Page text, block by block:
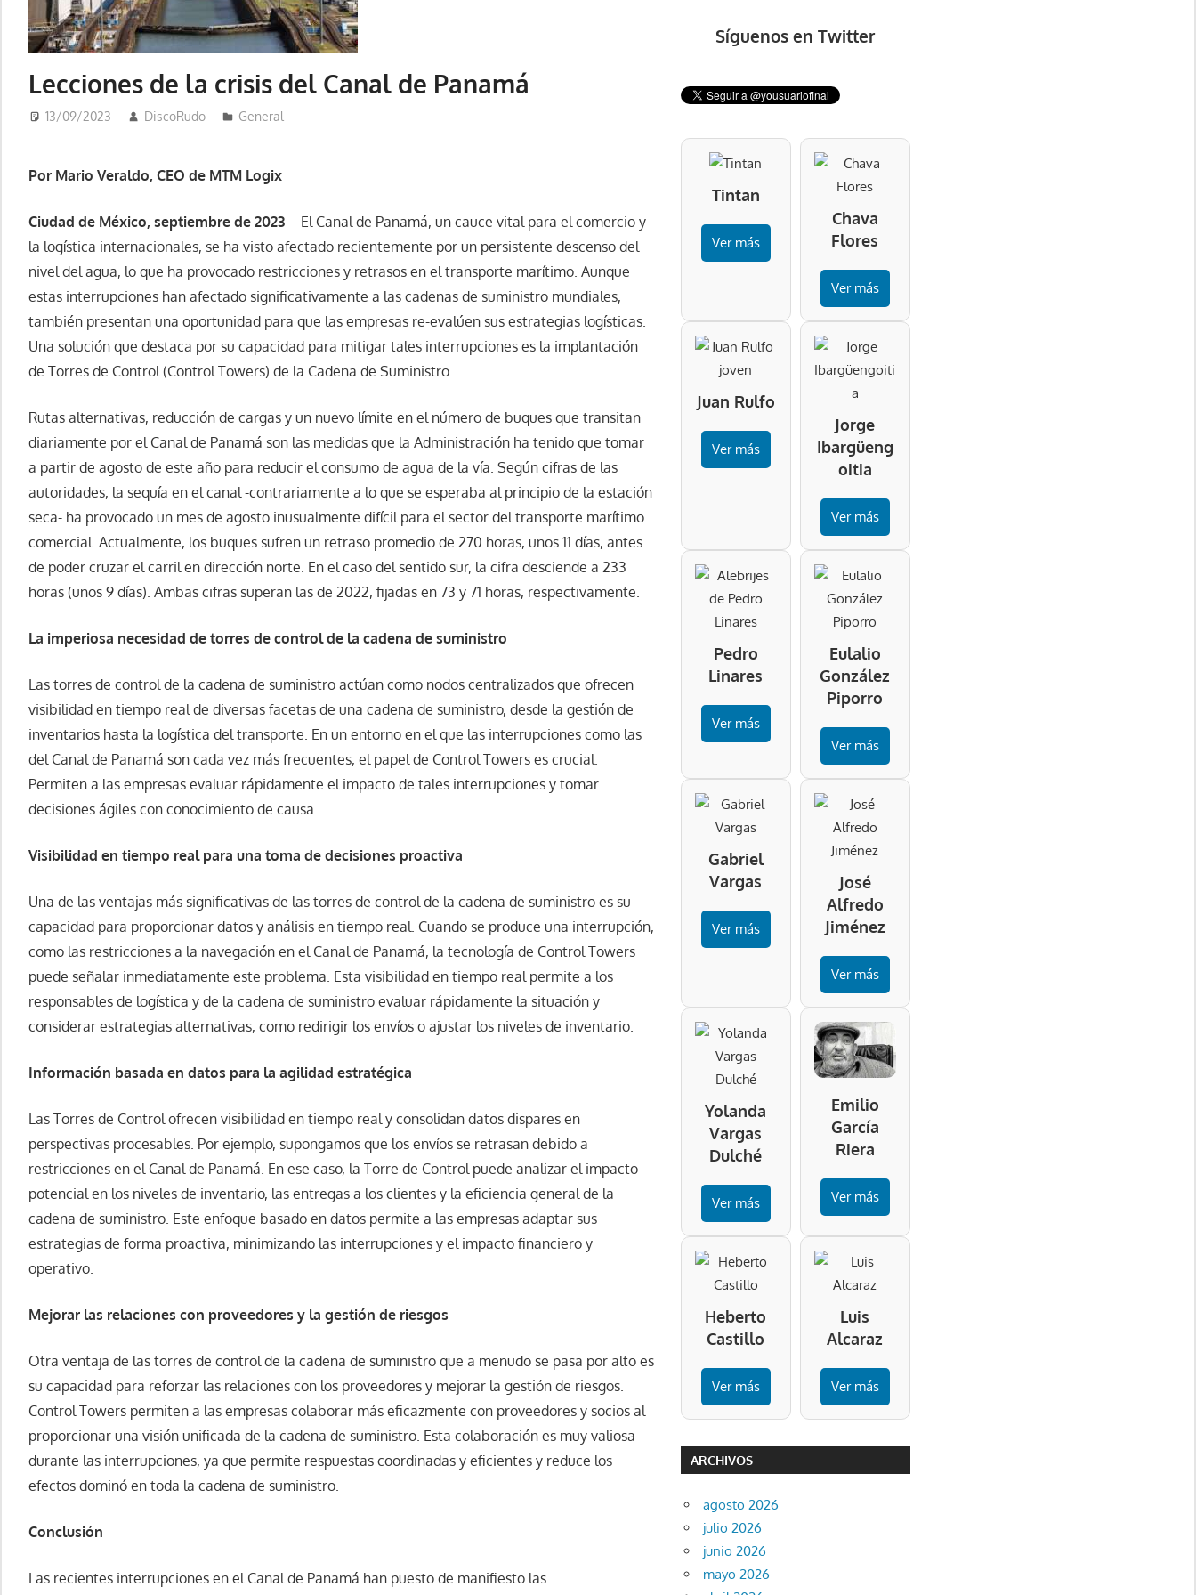
Lecciones de la crisis del Canal de Panamá
13/09/2023 DiscoRudo General
Por Mario Veraldo, CEO de MTM Logix
Ciudad de México, septiembre de 2023 – El Canal de Panamá, un cauce vital para el comercio y
la logística internacionales, se ha visto afectado recientemente por un persistente descenso del
nivel del agua, lo que ha provocado restricciones y retrasos en el transporte marítimo. Aunque
estas interrupciones han afectado significativamente a las cadenas de suministro mundiales,
también presentan una oportunidad para que las empresas re-evalúen sus estrategias logísticas.
Una solución que destaca por su capacidad para mitigar tales interrupciones es la implantación
de Torres de Control (Control Towers) de la Cadena de Suministro.
Rutas alternativas, reducción de cargas y un nuevo límite en el número de buques que transitan
diariamente por el Canal de Panamá son las medidas que la Administración ha tenido que tomar
a partir de agosto de este año para reducir el consumo de agua de la vía. Según cifras de las
autoridades, la sequía en el canal -contrariamente a lo que se esperaba al principio de la estación
seca- ha provocado un mes de agosto inusualmente difícil para el sector del transporte marítimo
comercial. Actualmente, los buques sufren un retraso promedio de 270 horas, unos 11 días, antes
de poder cruzar el carril en dirección norte. En el caso del sentido sur, la cifra desciende a 233
horas (unos 9 días). Ambas cifras superan las de 2022, fijadas en 73 y 71 horas, respectivamente.
La imperiosa necesidad de torres de control de la cadena de suministro
Las torres de control de la cadena de suministro actúan como nodos centralizados que ofrecen
visibilidad en tiempo real de diversas facetas de una cadena de suministro, desde la gestión de
inventarios hasta la logística del transporte. En un entorno en el que las interrupciones como las
del Canal de Panamá son cada vez más frecuentes, el papel de Control Towers es crucial.
Permiten a las empresas evaluar rápidamente el impacto de tales interrupciones y tomar
decisiones ágiles con conocimiento de causa.
Visibilidad en tiempo real para una toma de decisiones proactiva
Una de las ventajas más significativas de las torres de control de la cadena de suministro es su
capacidad para proporcionar datos y análisis en tiempo real. Cuando se produce una interrupción,
como las restricciones a la navegación en el Canal de Panamá, la tecnología de Control Towers
puede señalar inmediatamente este problema. Esta visibilidad en tiempo real permite a los
responsables de logística y de la cadena de suministro evaluar rápidamente la situación y
considerar estrategias alternativas, como redirigir los envíos o ajustar los niveles de inventario.
Información basada en datos para la agilidad estratégica
Las Torres de Control ofrecen visibilidad en tiempo real y consolidan datos dispares en
perspectivas procesables. Por ejemplo, supongamos que los envíos se retrasan debido a
restricciones en el Canal de Panamá. En ese caso, la Torre de Control puede analizar el impacto
potencial en los niveles de inventario, las entregas a los clientes y la eficiencia general de la
cadena de suministro. Este enfoque basado en datos permite a las empresas adaptar sus
estrategias de forma proactiva, minimizando las interrupciones y el impacto financiero y
operativo.
Mejorar las relaciones con proveedores y la gestión de riesgos
Otra ventaja de las torres de control de la cadena de suministro que a menudo se pasa por alto es
su capacidad para reforzar las relaciones con los proveedores y mejorar la gestión de riesgos.
Control Towers permiten a las empresas colaborar más eficazmente con proveedores y socios al
proporcionar una visión unificada de la cadena de suministro. Esta colaboración es muy valiosa
durante las interrupciones, ya que permite respuestas coordinadas y eficientes y reduce los
efectos dominó en toda la cadena de suministro.
Conclusión
Las recientes interrupciones en el Canal de Panamá han puesto de manifiesto las
Síguenos en Twitter
Tintan
Ver más
Chava
Flores
Ver más
Juan Rulfo
Ver más
Jorge
Ibargüeng
oitia
Ver más
Pedro
Linares
Ver más
Eulalio
González
Piporro
Ver más
Gabriel
Vargas
Ver más
José
Alfredo
Jiménez
Ver más
Yolanda
Vargas
Dulché
Ver más
Emilio
García
Riera
Ver más
Heberto
Castillo
Ver más
Luis
Alcaraz
Ver más
ARCHIVOS
agosto 2026
julio 2026
junio 2026
mayo 2026